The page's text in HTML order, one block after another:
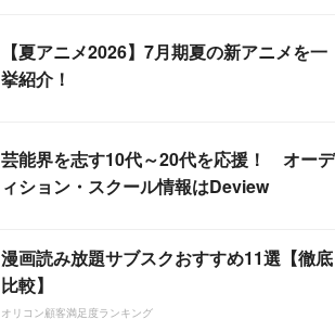
【夏アニメ2026】7月期夏の新アニメを一
挙紹介！
芸能界を志す10代～20代を応援！ オーデ
ィション・スクール情報はDeview
漫画読み放題サブスクおすすめ11選【徹底
比較】
オリコン顧客満足度ランキング